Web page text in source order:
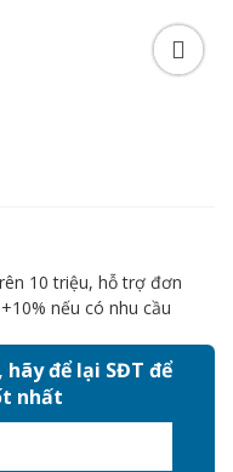
10 triệu, hỗ trợ đơn
nếu có nhu cầu
để lại SĐT để
nhất